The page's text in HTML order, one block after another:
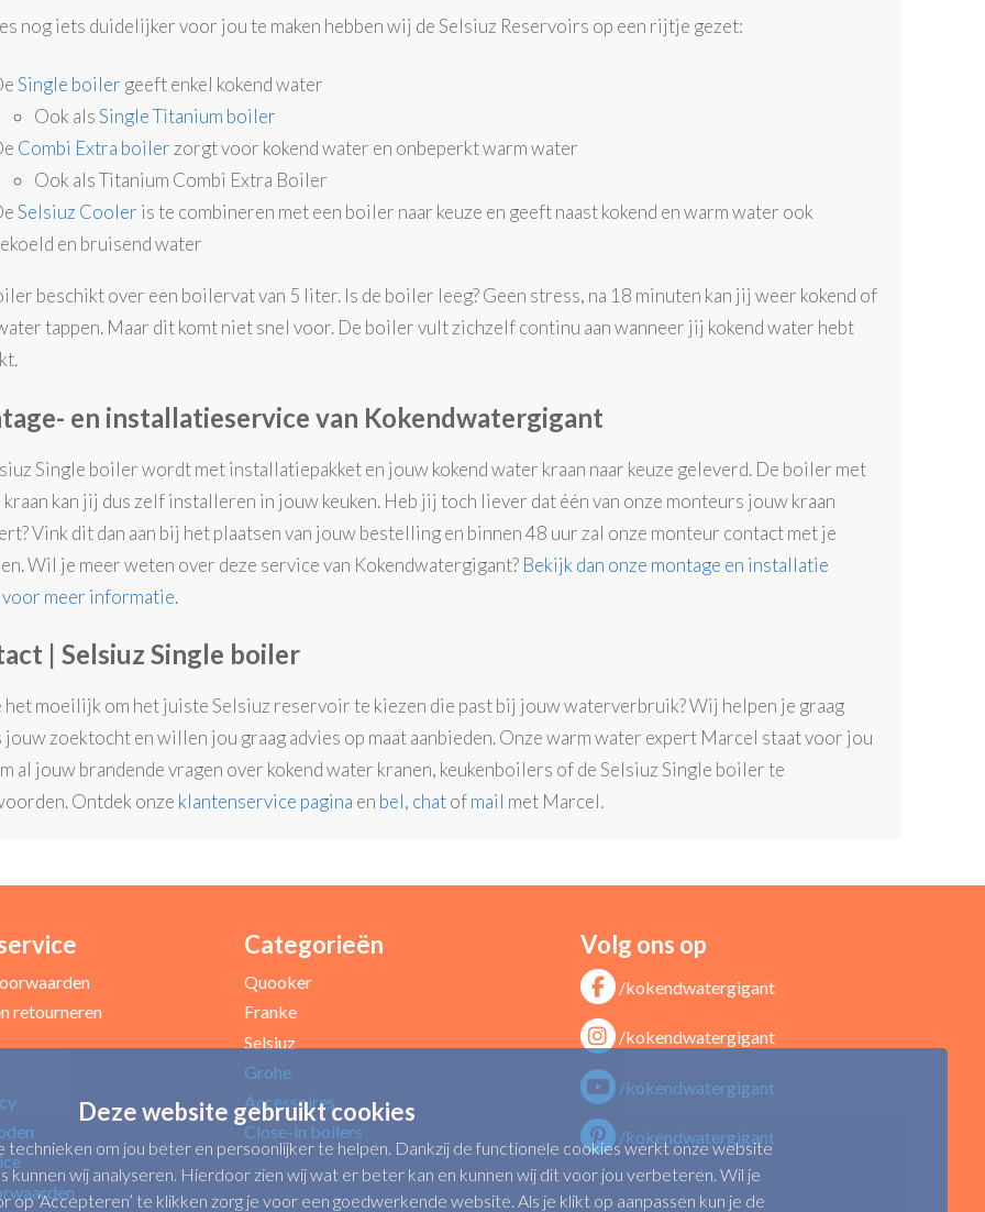
nog iets duidelijker voor jou te maken hebben wij de Selsiuz Reservoirs op een rijtje gezet:
Single boiler geeft enkel kokend water
Ook alsSingle Titanium boiler
Combi Extra boiler zorgt voor kokend water en onbeperkt warm water
Ook als Titanium Combi Extra Boiler
Selsiuz Cooler is te combineren met een boiler naar keuze en geeft naast kokend en warm water ook
en bruisend water
beschikt over een boilervat van 5 liter. Is de boiler leeg? Geen stress, na 18 minuten kan jij weer kokend of
tappen. Maar dit komt niet snel voor. De boiler vult zichzelf continu aan wanneer jij kokend water hebt
en installatieservice van Kokendwatergigant
Single boiler wordt met installatiepakket en jouw kokend water kraan naar keuze geleverd. De boiler met
kraan kan jij dus zelf installeren in jouw keuken. Heb jij toch liever dat één van onze monteurs jouw kraan
Vink dit dan aan bij het plaatsen van jouw bestelling en binnen 48 uur zal onze monteur contact met je
Wil je meer weten over deze service van Kokendwatergigant? Bekijk dan onze montage en installatie
voor meer informatie.
| Selsiuz Single boiler
het moeilijk om het juiste Selsiuz reservoir te kiezen die past bij jouw waterverbruik? Wij helpen je graag
zoektocht en willen jou graag advies op maat aanbieden. Onze warm water expert Marcel staat voor jou
al jouw brandende vragen over kokend water kranen, keukenboilers of de Selsiuz Single boiler te
Ontdek onze klantenservice pagina en bel, chatofmail met Marcel.
retourneren
Categorieën
Quooker
Franke
Selsiuz
Grohe
Accessoires
Close-in boilers
Volg ons op
/kokendwatergigant
/kokendwatergigant
/kokendwatergigant
/kokendwatergigant
Deze website gebruikt cookies
technieken om jou beter en persoonlijker te helpen. Dankzij de functionele cookies werkt onze website
kunnen wij analyseren. Hierdoor zien wij wat er beter kan en kunnen wij dit voor jou verbeteren. Wil je
‘Accepteren’ te klikken zorg je voor een goedwerkende website. Als je klikt op aanpassen kun je de